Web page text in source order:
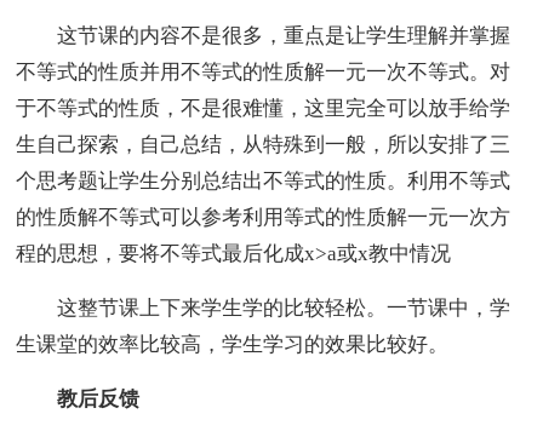
这节课的内容不是很多，重点是让学生理解并掌握
不等式的性质并用不等式的性质解一元一次不等式。对
于不等式的性质，不是很难懂，这里完全可以放手给学
生自己探索，自己总结，从特殊到一般，所以安排了三
个思考题让学生分别总结出不等式的性质。利用不等式
的性质解不等式可以参考利用等式的性质解一元一次方
程的思想，要将不等式最后化成x>a或x教中情况
这整节课上下来学生学的比较轻松。一节课中，学
生课堂的效率比较高，学生学习的效果比较好。
教后反馈